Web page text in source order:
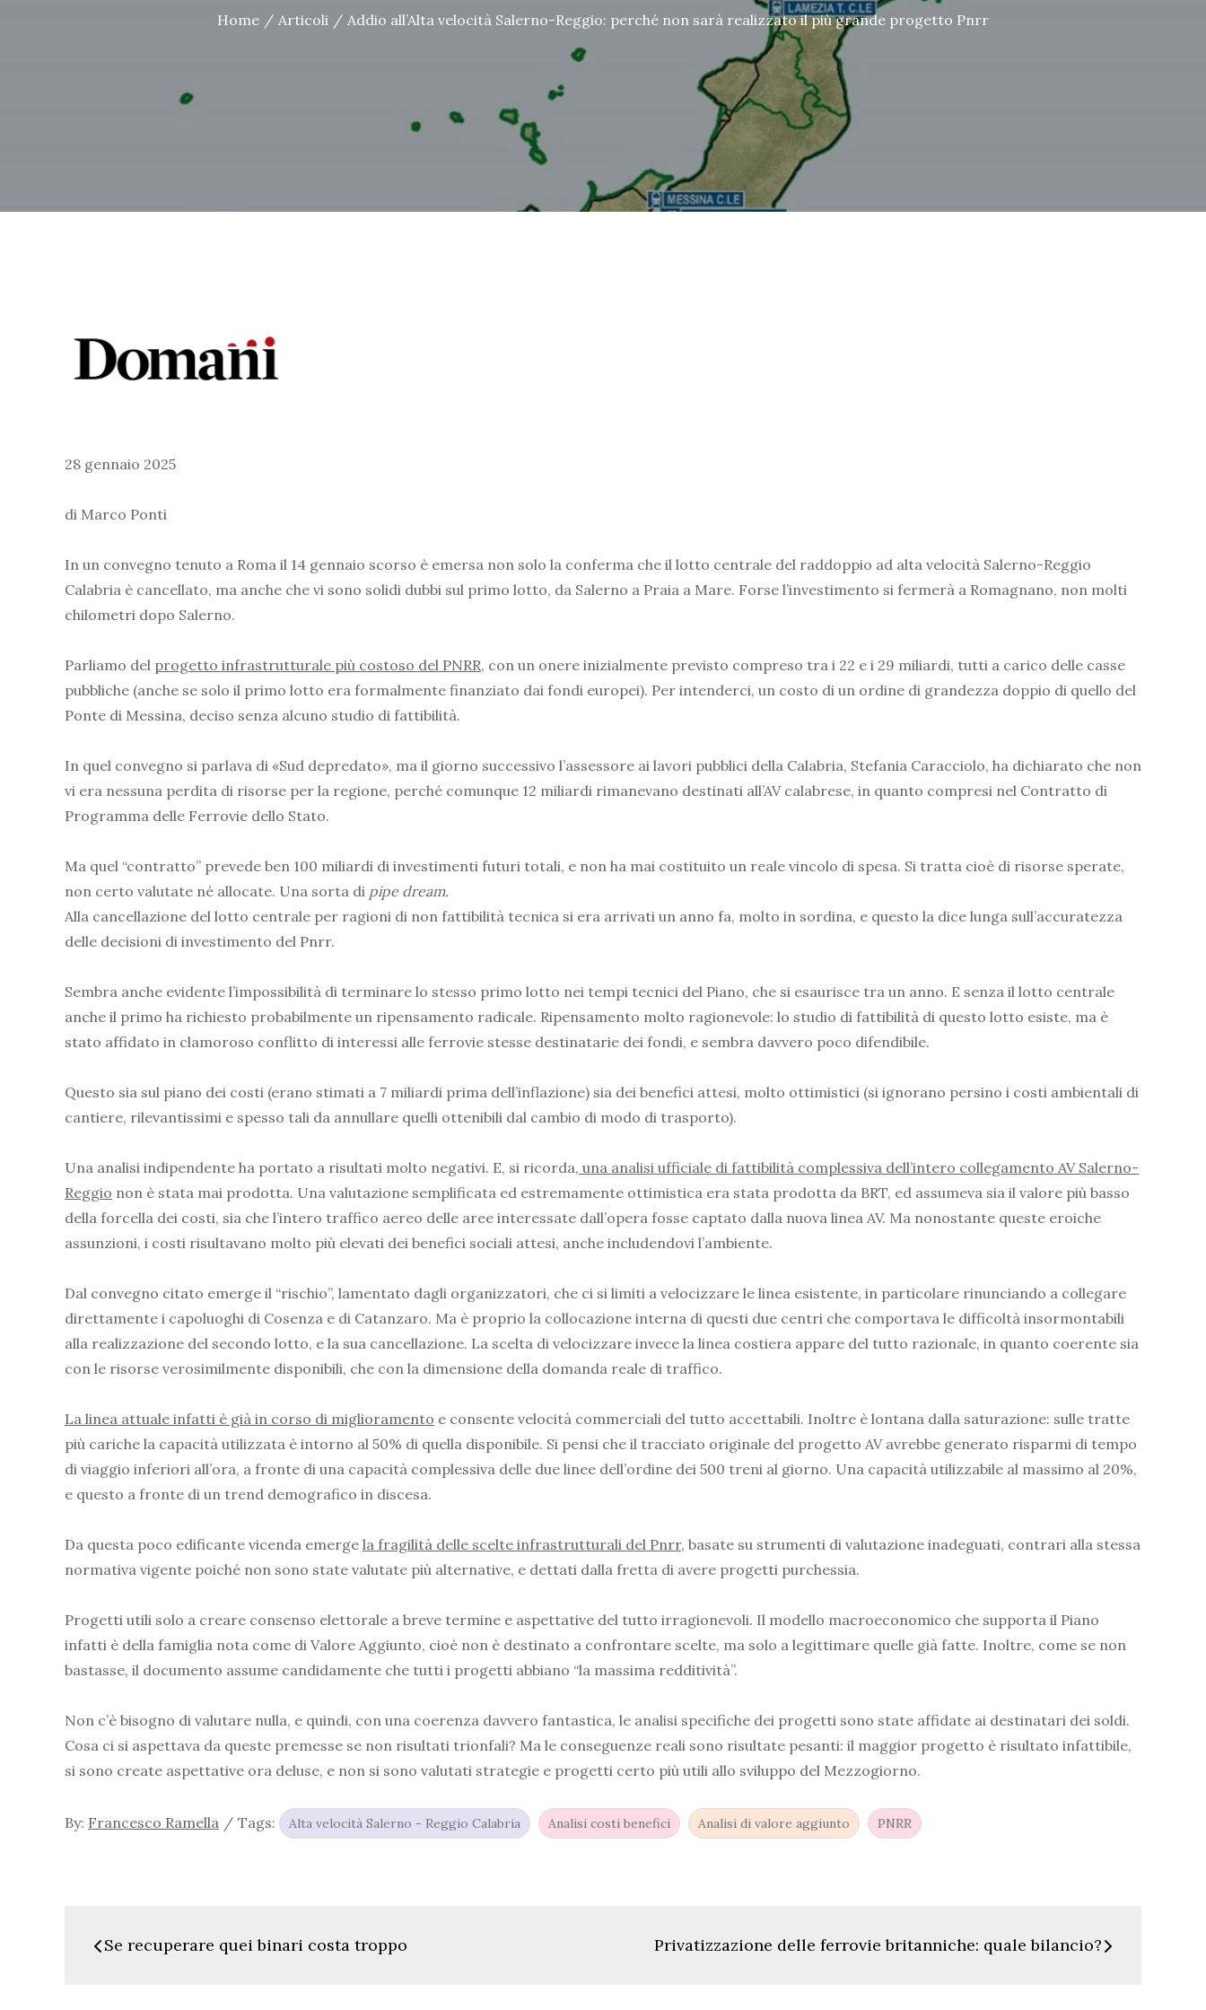
Home Articoli Addio all’Alta velocità Salerno-Reggio: perché non sarà realizzato il più grande progetto Pnrr
28 gennaio 2025
di Marco Ponti
In un convegno tenuto a Roma il 14 gennaio scorso è emersa non solo la conferma che il lotto centrale del raddoppio ad alta velocità Salerno-Reggio
Calabria è cancellato, ma anche che vi sono solidi dubbi sul primo lotto, da Salerno a Praia a Mare. Forse l’investimento si fermerà a Romagnano, non molti
chilometri dopo Salerno.
Parliamo del progetto infrastrutturale più costoso del PNRR, con un onere inizialmente previsto compreso tra i 22 e i 29 miliardi, tutti a carico delle casse
pubbliche (anche se solo il primo lotto era formalmente finanziato dai fondi europei). Per intenderci, un costo di un ordine di grandezza doppio di quello del
Ponte di Messina, deciso senza alcuno studio di fattibilità.
In quel convegno si parlava di «Sud depredato», ma il giorno successivo l’assessore ai lavori pubblici della Calabria, Stefania Caracciolo, ha dichiarato che non
vi era nessuna perdita di risorse per la regione, perché comunque 12 miliardi rimanevano destinati all’AV calabrese, in quanto compresi nel Contratto di
Programma delle Ferrovie dello Stato.
Ma quel “contratto” prevede ben 100 miliardi di investimenti futuri totali, e non ha mai costituito un reale vincolo di spesa. Si tratta cioè di risorse sperate,
non certo valutate né allocate. Una sorta di pipe dream.
Alla cancellazione del lotto centrale per ragioni di non fattibilità tecnica si era arrivati un anno fa, molto in sordina, e questo la dice lunga sull’accuratezza
delle decisioni di investimento del Pnrr.
Sembra anche evidente l’impossibilità di terminare lo stesso primo lotto nei tempi tecnici del Piano, che si esaurisce tra un anno. E senza il lotto centrale
anche il primo ha richiesto probabilmente un ripensamento radicale. Ripensamento molto ragionevole: lo studio di fattibilità di questo lotto esiste, ma è
stato affidato in clamoroso conflitto di interessi alle ferrovie stesse destinatarie dei fondi, e sembra davvero poco difendibile.
Questo sia sul piano dei costi (erano stimati a 7 miliardi prima dell’inflazione) sia dei benefici attesi, molto ottimistici (si ignorano persino i costi ambientali di
cantiere, rilevantissimi e spesso tali da annullare quelli ottenibili dal cambio di modo di trasporto).
Una analisi indipendente ha portato a risultati molto negativi. E, si ricorda, una analisi ufficiale di fattibilità complessiva dell’intero collegamento AV Salerno-
Reggio non è stata mai prodotta. Una valutazione semplificata ed estremamente ottimistica era stata prodotta da BRT, ed assumeva sia il valore più basso
della forcella dei costi, sia che l’intero traffico aereo delle aree interessate dall’opera fosse captato dalla nuova linea AV. Ma nonostante queste eroiche
assunzioni, i costi risultavano molto più elevati dei benefici sociali attesi, anche includendovi l’ambiente.
Dal convegno citato emerge il “rischio”, lamentato dagli organizzatori, che ci si limiti a velocizzare le linea esistente, in particolare rinunciando a collegare
direttamente i capoluoghi di Cosenza e di Catanzaro. Ma è proprio la collocazione interna di questi due centri che comportava le difficoltà insormontabili
alla realizzazione del secondo lotto, e la sua cancellazione. La scelta di velocizzare invece la linea costiera appare del tutto razionale, in quanto coerente sia
con le risorse verosimilmente disponibili, che con la dimensione della domanda reale di traffico.
La linea attuale infatti è già in corso di miglioramento e consente velocità commerciali del tutto accettabili. Inoltre è lontana dalla saturazione: sulle tratte
più cariche la capacità utilizzata è intorno al 50% di quella disponibile. Si pensi che il tracciato originale del progetto AV avrebbe generato risparmi di tempo
di viaggio inferiori all’ora, a fronte di una capacità complessiva delle due linee dell’ordine dei 500 treni al giorno. Una capacità utilizzabile al massimo al 20%,
e questo a fronte di un trend demografico in discesa.
Da questa poco edificante vicenda emerge la fragilità delle scelte infrastrutturali del Pnrr, basate su strumenti di valutazione inadeguati, contrari alla stessa
normativa vigente poiché non sono state valutate più alternative, e dettati dalla fretta di avere progetti purchessia.
Progetti utili solo a creare consenso elettorale a breve termine e aspettative del tutto irragionevoli. Il modello macroeconomico che supporta il Piano
infatti è della famiglia nota come di Valore Aggiunto, cioè non è destinato a confrontare scelte, ma solo a legittimare quelle già fatte. Inoltre, come se non
bastasse, il documento assume candidamente che tutti i progetti abbiano “la massima redditività”.
Non c’è bisogno di valutare nulla, e quindi, con una coerenza davvero fantastica, le analisi specifiche dei progetti sono state affidate ai destinatari dei soldi.
Cosa ci si aspettava da queste premesse se non risultati trionfali? Ma le conseguenze reali sono risultate pesanti: il maggior progetto è risultato infattibile,
si sono create aspettative ora deluse, e non si sono valutati strategie e progetti certo più utili allo sviluppo del Mezzogiorno.
By: Francesco Ramella Tags: Alta velocità Salerno - Reggio Calabria Analisi costi benefici Analisi di valore aggiunto PNRR
Navigazione
Se recuperare quei binari costa troppo Privatizzazione delle ferrovie britanniche: quale bilancio?